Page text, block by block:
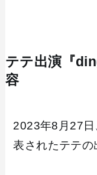
テテ出演『
容
2023年8月27
表されたテテの